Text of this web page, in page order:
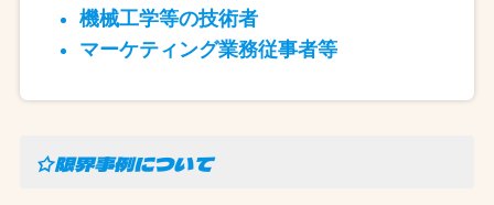
機械工学等の技術者
マーケティング業務従事者等
☆限界事例について